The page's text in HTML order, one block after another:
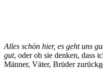
Alles schön hier, es geht uns
gut, oder ob sie denken, dass
Männer, Väter, Brüder